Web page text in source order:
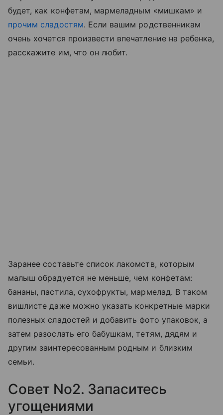
будет, как конфетам, мармеладным «мишкам» и
прочим сладостям. Если вашим родственникам
очень хочется произвести впечатление на ребенка,
расскажите им, что он любит.
Заранее составьте список лакомств, которым
малыш обрадуется не меньше, чем конфетам:
бананы, пастила, сухофрукты, мармелад. В таком
вишлисте даже можно указать конкретные марки
полезных сладостей и добавить фото упаковок, а
затем разослать его бабушкам, тетям, дядям и
другим заинтересованным родным и близким
семьи.
Совет No2. Запаситесь
угощениями